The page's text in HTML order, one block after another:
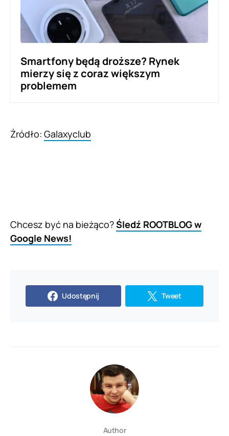
Smartfony będą droższe? Rynek
mierzy się z coraz większym
problemem
Źródło: Galaxyclub
Chcesz być na bieżąco?Śledź ROOTBLOG w
Google News!
Udostępnij Tweet
Author